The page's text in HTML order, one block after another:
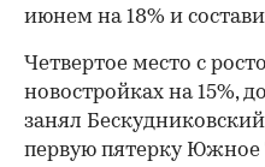
июнем на 18% и
Четвертое место с
новостройках на 15%,
занял
первую пятерку Южное